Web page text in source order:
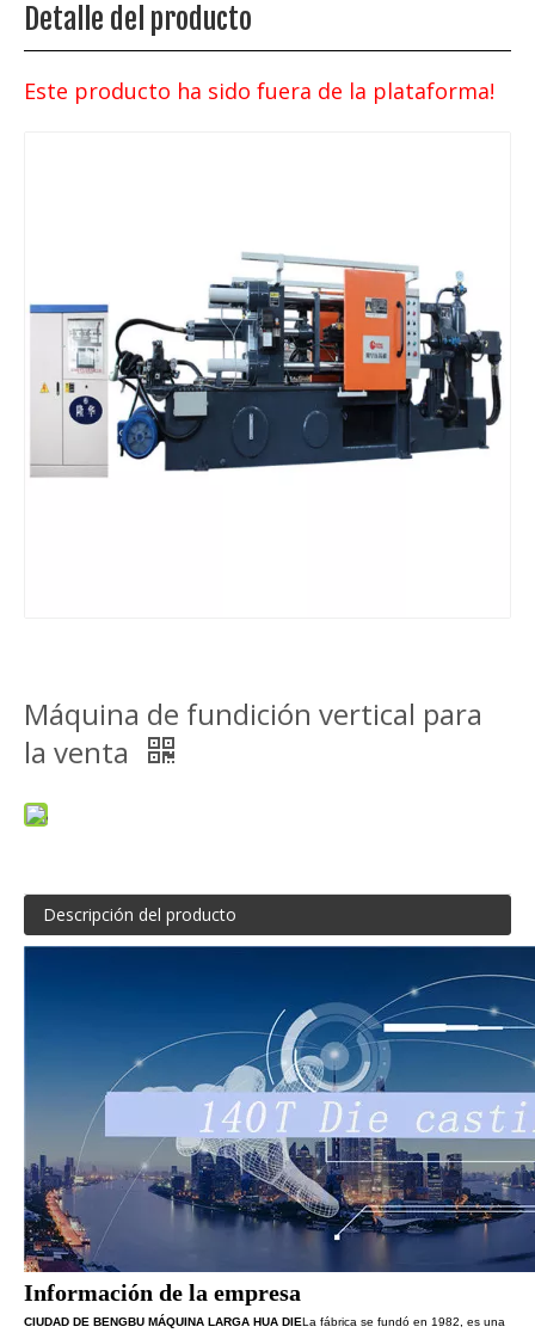
Detalle del producto
Este producto ha sido fuera de la plataforma!
Máquina de fundición vertical para
la venta
Descripción del producto
Información de la empresa
CIUDAD DE BENGBU MÁQUINA LARGA HUA DIELa fábrica se fundó en 1982, es una